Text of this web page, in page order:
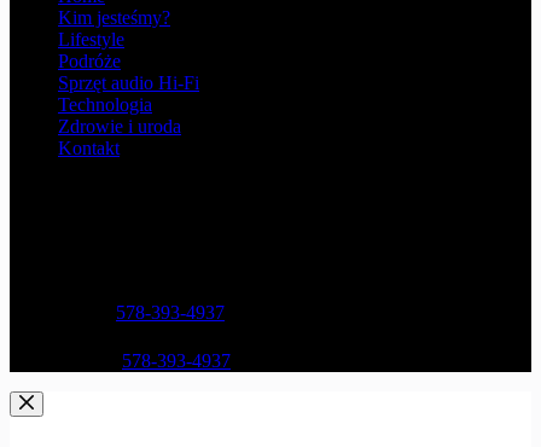
Kim jesteśmy?
Lifestyle
Podróże
Sprzęt audio Hi-Fi
Technologia
Zdrowie i uroda
Kontakt
578-393-4937
578-393-4937